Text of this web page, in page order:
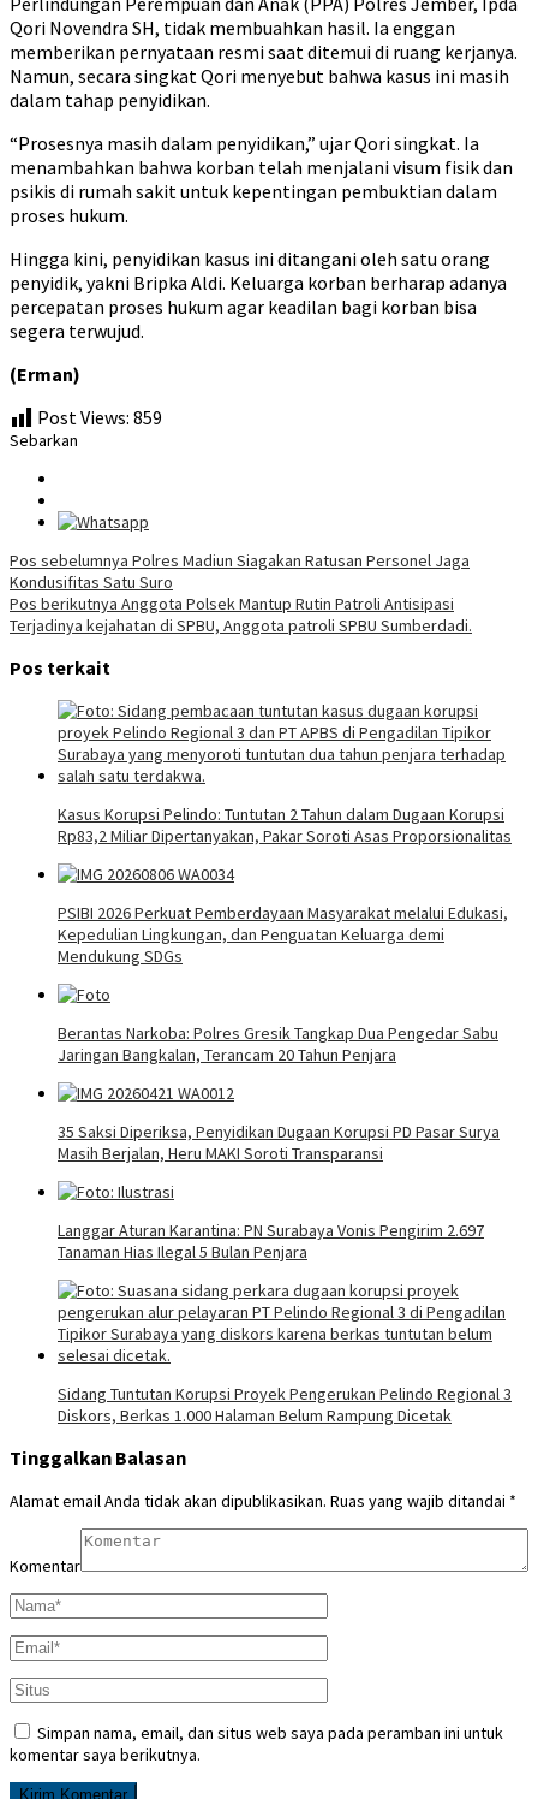
Qori Novendra SH, tidak membuahkan hasil. Ia enggan
memberikan pernyataan resmi saat ditemui di ruang kerjanya.
Namun, secara singkat Qori menyebut bahwa kasus ini masih
dalam tahap penyidikan.
“Prosesnya masih dalam penyidikan,” ujar Qori singkat. Ia
menambahkan bahwa korban telah menjalani visum fisik dan
psikis di rumah sakit untuk kepentingan pembuktian dalam
proses hukum.
Hingga kini, penyidikan kasus ini ditangani oleh satu orang
penyidik, yakni Bripka Aldi. Keluarga korban berharap adanya
percepatan proses hukum agar keadilan bagi korban bisa
segera terwujud.
(Erman)
Post Views: 859
Sebarkan
Navigasi
pos
Pos sebelumnya Polres Madiun Siagakan Ratusan Personel Jaga
Kondusifitas Satu Suro
Pos berikutnya Anggota Polsek Mantup Rutin Patroli Antisipasi
Terjadinya kejahatan di SPBU, Anggota patroli SPBU Sumberdadi.
Pos terkait
Kasus Korupsi Pelindo: Tuntutan 2 Tahun dalam Dugaan Korupsi
Rp83,2 Miliar Dipertanyakan, Pakar Soroti Asas Proporsionalitas
PSIBI 2026 Perkuat Pemberdayaan Masyarakat melalui Edukasi,
Kepedulian Lingkungan, dan Penguatan Keluarga demi
Mendukung SDGs
Berantas Narkoba: Polres Gresik Tangkap Dua Pengedar Sabu
Jaringan Bangkalan, Terancam 20 Tahun Penjara
35 Saksi Diperiksa, Penyidikan Dugaan Korupsi PD Pasar Surya
Masih Berjalan, Heru MAKI Soroti Transparansi
Langgar Aturan Karantina: PN Surabaya Vonis Pengirim 2.697
Tanaman Hias Ilegal 5 Bulan Penjara
Sidang Tuntutan Korupsi Proyek Pengerukan Pelindo Regional 3
Diskors, Berkas 1.000 Halaman Belum Rampung Dicetak
Tinggalkan Balasan
Alamat email Anda tidak akan dipublikasikan. Ruas yang wajib ditandai *
Komentar
Simpan nama, email, dan situs web saya pada peramban ini untuk
komentar saya berikutnya.